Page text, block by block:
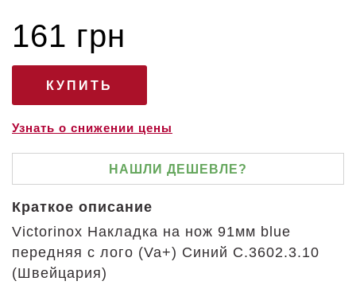
161 грн
Узнать о снижении цены
НАШЛИ ДЕШЕВЛЕ?
Краткое описание
Victorinox Накладка на нож 91мм blue
передняя с лого (Va+) Синий C.3602.3.10
(Швейцария)